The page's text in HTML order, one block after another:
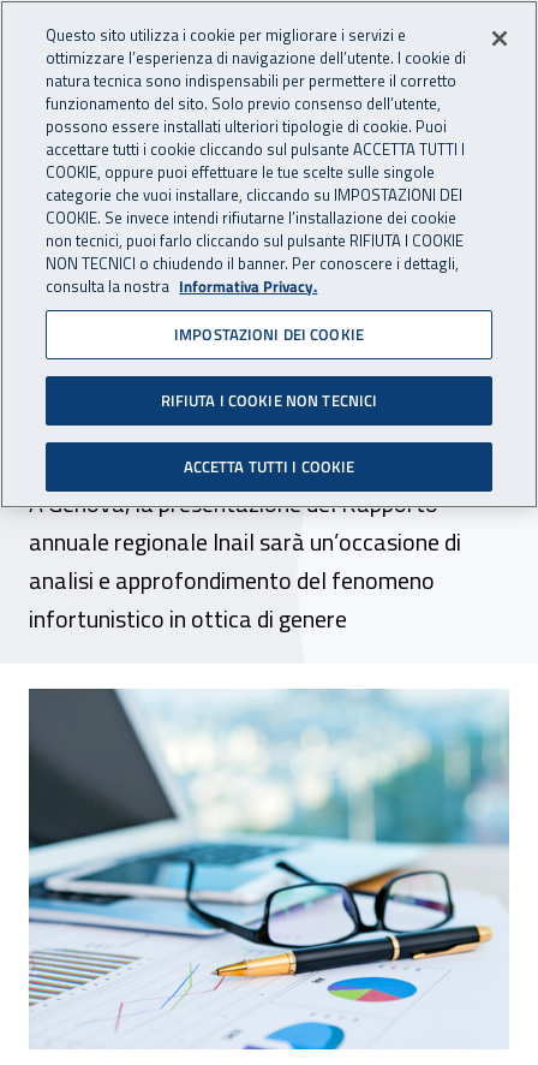
INAIL - Istituto Nazionale
Apri cerca
Navigazione principale
Navigazione - Ti trovi in:
Home Inail comunica News
26 febbraio 2018
Il Lavoro in Liguria nei dati
Inail sugli infortuni e sulle
malattie professionali
A Genova, la presentazione del Rapporto
annuale regionale Inail sarà un’occasione di
analisi e approfondimento del fenomeno
infortunistico in ottica di genere
Il Lavoro in Liguria nei dati Inail sugli
Questo sito utilizza i cookie per migliorare i servizi e
ottimizzare l’esperienza di navigazione dell’utente. I cookie di
natura tecnica sono indispensabili per permettere il corretto
funzionamento del sito. Solo previo consenso dell’utente,
possono essere installati ulteriori tipologie di cookie. Puoi
accettare tutti i cookie cliccando sul pulsante ACCETTA TUTTI I
COOKIE, oppure puoi effettuare le tue scelte sulle singole
categorie che vuoi installare, cliccando su IMPOSTAZIONI DEI
COOKIE. Se invece intendi rifiutarne l’installazione dei cookie
non tecnici, puoi farlo cliccando sul pulsante RIFIUTA I COOKIE
NON TECNICI o chiudendo il banner. Per conoscere i dettagli,
consulta la nostra Informativa Privacy.
IMPOSTAZIONI DEI COOKIE
RIFIUTA I COOKIE NON TECNICI
ACCETTA TUTTI I COOKIE